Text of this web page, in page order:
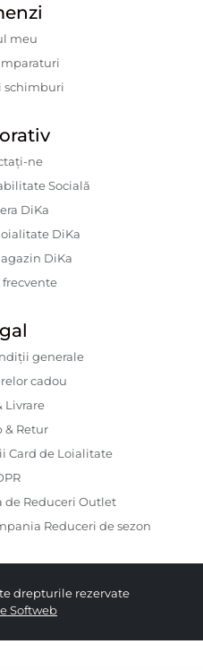
meu
schimburi
ne
Socială
DiKa
DiKa
DiKa
generale
cadou
Livrare
& Retur
Card de Loialitate
de Reduceri Outlet
Reduceri de sezon
drepturile rezervate
Softweb